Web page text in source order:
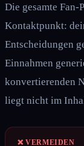
Die gesamte
Kontaktpunkt:
Entscheidungen
Einnahmen
konvertierenden
liegt nicht im
❌ VERMEIDEN